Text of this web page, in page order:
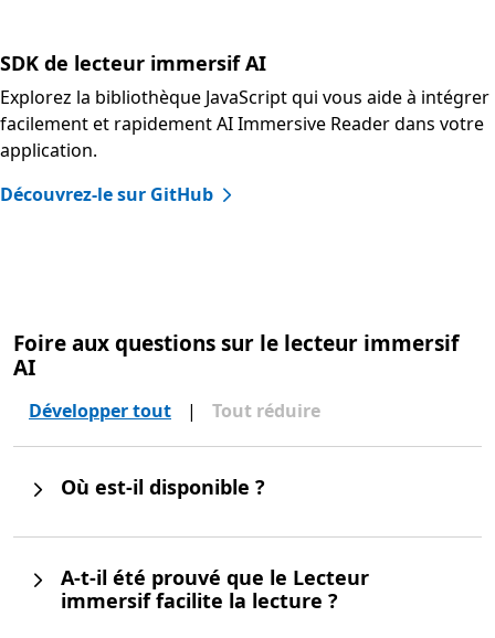
SDK de lecteur immersif AI
Explorez la bibliothèque JavaScript qui vous aide à intégrer
facilement et rapidement AI Immersive Reader dans votre
application.
Découvrez-le sur GitHub
Foire aux questions sur le lecteur immersif
AI
Développer tout | Tout réduire
Où est-il disponible ?
A-t-il été prouvé que le Lecteur
immersif facilite la lecture ?